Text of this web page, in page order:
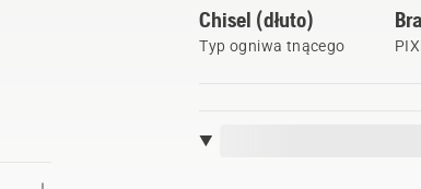
Chisel (dłuto)
Typ ogniwa tnącego